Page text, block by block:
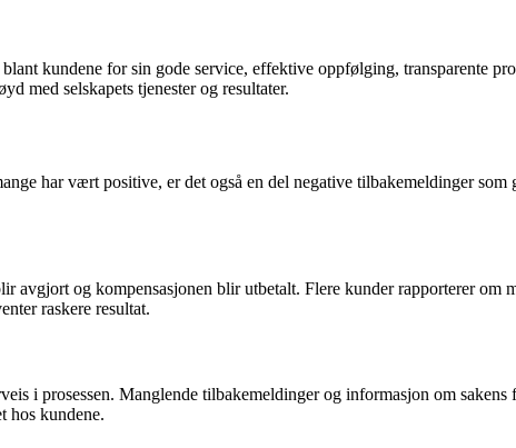
kundene for sin gode service, effektive oppfølging, transparente
med selskapets tjenester og resultater.
har vært positive, er det også en del negative tilbakemeldinger
avgjort og kompensasjonen blir utbetalt. Flere kunder rapporterer om
raskere resultat.
i prosessen. Manglende tilbakemeldinger og informasjon om
hos kundene.